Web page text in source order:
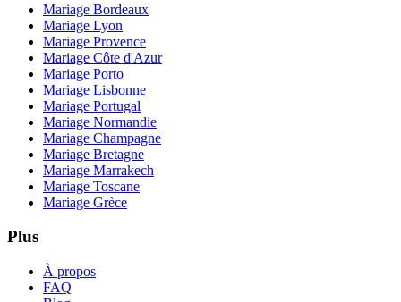
Mariage Bordeaux
Mariage Lyon
Mariage Provence
Mariage Côte d'Azur
Mariage Porto
Mariage Lisbonne
Mariage Portugal
Mariage Normandie
Mariage Champagne
Mariage Bretagne
Mariage Marrakech
Mariage Toscane
Mariage Grèce
Plus
À propos
FAQ